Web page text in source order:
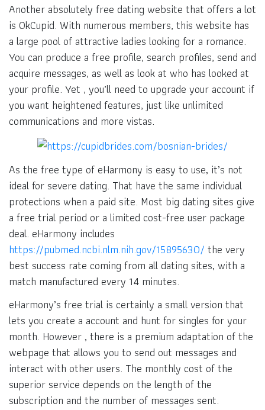
Another absolutely free dating website that offers a lot
is OkCupid. With numerous members, this website has
a large pool of attractive ladies looking for a romance.
You can produce a free profile, search profiles, send and
acquire messages, as well as look at who has looked at
your profile. Yet , you’ll need to upgrade your account if
you want heightened features, just like unlimited
communications and more vistas.
As the free type of eHarmony is easy to use, it’s not
ideal for severe dating. That have the same individual
protections when a paid site. Most big dating sites give
a free trial period or a limited cost-free user package
deal. eHarmony includes
https://pubmed.ncbi.nlm.nih.gov/15895630/ the very
best success rate coming from all dating sites, with a
match manufactured every 14 minutes.
eHarmony’s free trial is certainly a small version that
lets you create a account and hunt for singles for your
month. However , there is a premium adaptation of the
webpage that allows you to send out messages and
interact with other users. The monthly cost of the
superior service depends on the length of the
subscription and the number of messages sent.